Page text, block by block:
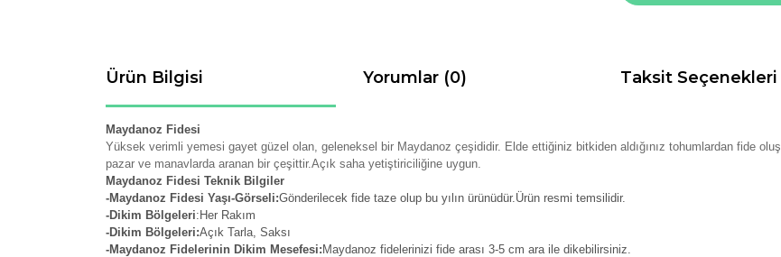
Ürün Bilgisi Yorumlar (0) Taksit Seçenekleri
Maydanoz Fidesi
Yüksek verimli yemesi gayet güzel olan, geleneksel bir Maydanoz çeşididir. E lde ettiğiniz bitkiden aldığınız tohumlardan fide
pazar ve manavlarda aranan bir çeşittir.Açık saha yetiştiriciliğine uygun.
Maydanoz Fidesi Teknik Bilgiler
-Maydanoz Fidesi Yaşı-Görseli:Gönderilecek fide taze olup bu yılın ürünüdür.Ürün resmi temsilidir.
-Dikim Bölgeleri:Her Rakım
-Dikim Bölgeleri:Açık Tarla, Saksı
-Maydanoz Fidelerinin Dikim Mesefesi: Maydanoz fidelerinizi fide arası 3-5 cm ara ile dikebilirsiniz.